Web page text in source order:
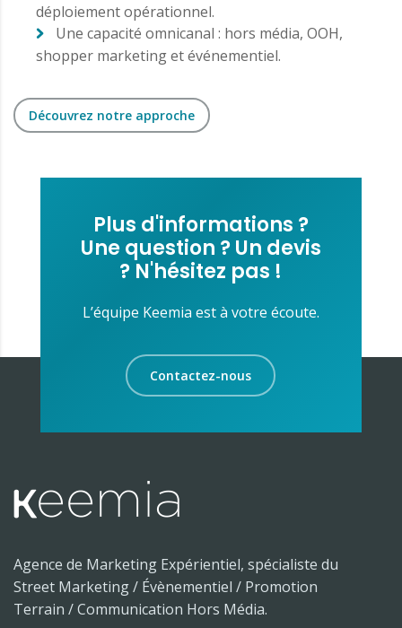
déploiement opérationnel.
Une capacité omnicanal : hors média, OOH,
shopper marketing et événementiel.
Découvrez notre approche
Plus d'informations ?
Une question ? Un devis
? N'hésitez pas !
L’équipe Keemia est à votre écoute.
Contactez-nous
Agence de Marketing Expérientiel, spécialiste du
Street Marketing / Évènementiel / Promotion
Terrain / Communication Hors Média.